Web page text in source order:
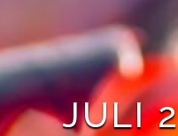
JULI